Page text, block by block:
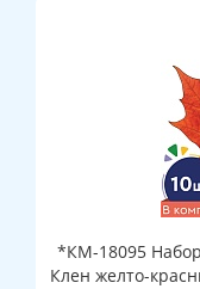
*КМ-18095
Клен желто-